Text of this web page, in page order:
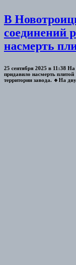
В
соединений
насмерть
25 сентября 2025 в 11:38
придавило насмерть
территории завода. 🔹На